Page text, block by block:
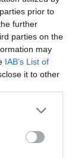
prior to
further
parties on the
may
IAB’s List of
it to other